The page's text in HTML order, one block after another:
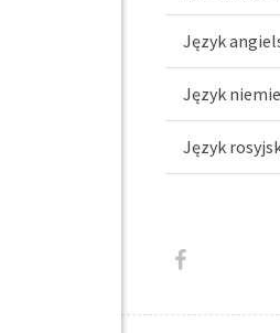
Język
Język
Język